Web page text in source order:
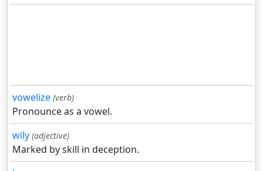
vowelize (verb)
Pronounce as a vowel.
wily (adjective)
Marked by skill in deception.